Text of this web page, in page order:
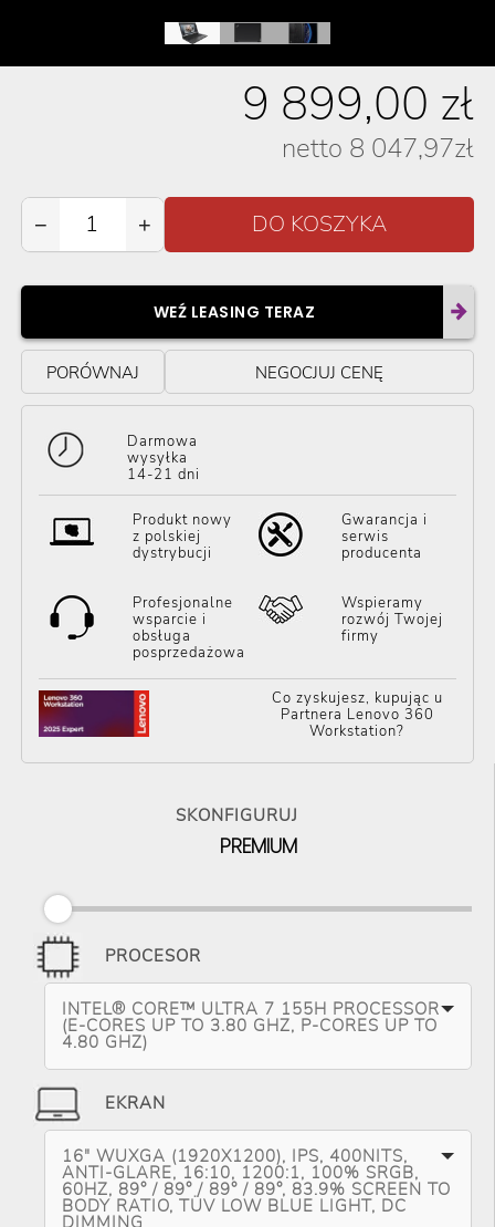
9 899,00 zł
netto 8 047,97zł
− +
WEŹ LEASING TERAZ
PORÓWNAJ NEGOCJUJ CENĘ
Darmowa
wysyłka
14-21 dni
Produkt nowy
z polskiej
dystrybucji
Gwarancja i
serwis
producenta
Profesjonalne
wsparcie i
obsługa
posprzedażowa
Wspieramy
rozwój Twojej
firmy
Co zyskujesz, kupując u
Partnera Lenovo 360
Workstation?
SKONFIGURUJ
PREMIUM
PROCESOR
INTEL® CORE™ ULTRA 7 155H PROCESSOR
(E-CORES UP TO 3.80 GHZ, P-CORES UP TO
4.80 GHZ)
EKRAN
16" WUXGA (1920X1200), IPS, 400NITS,
ANTI-GLARE, 16:10, 1200:1, 100% SRGB,
60HZ, 89° / 89° / 89° / 89°, 83.9% SCREEN TO
BODY RATIO, TÜV LOW BLUE LIGHT, DC
DIMMING